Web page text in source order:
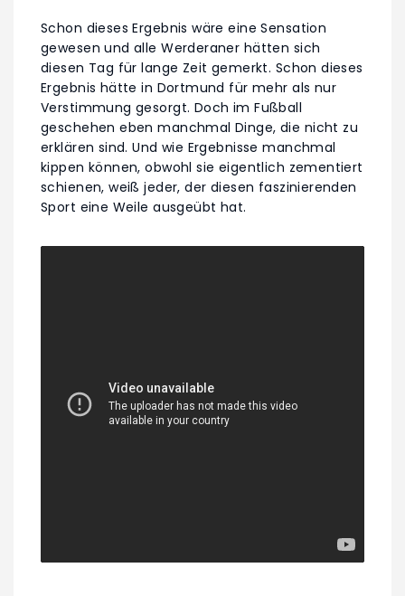
Schon dieses Ergebnis wäre eine Sensation
gewesen und alle Werderaner hätten sich
diesen Tag für lange Zeit gemerkt. Schon dieses
Ergebnis hätte in Dortmund für mehr als nur
Verstimmung gesorgt. Doch im Fußball
geschehen eben manchmal Dinge, die nicht zu
erklären sind. Und wie Ergebnisse manchmal
kippen können, obwohl sie eigentlich zementiert
schienen, weiß jeder, der diesen faszinierenden
Sport eine Weile ausgeübt hat.